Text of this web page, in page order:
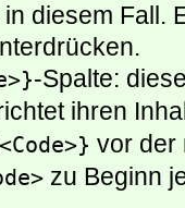
diesem Fall.
-Spalte:
ihren
vor der
zu Beginn